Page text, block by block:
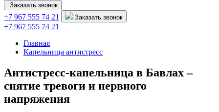
Заказать звонок
+7 967 555 74 21 Заказать звонок
+7 967 555 74 21
Главная
Капельница антистресс
Антистресс-капельница в Бавлах –
снятие тревоги и нервного
напряжения